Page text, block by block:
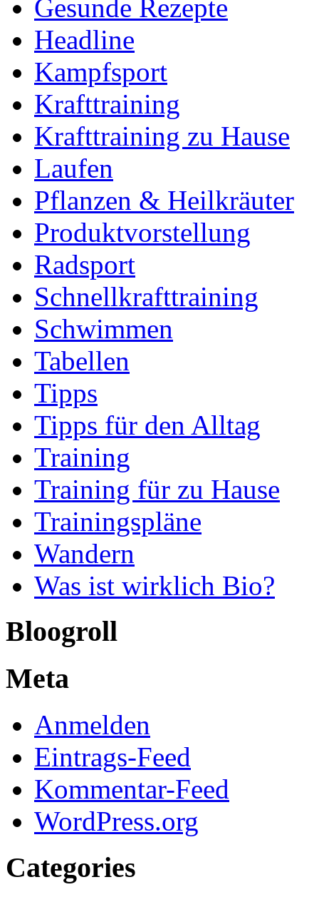
Gesunde Rezepte
Headline
Kampfsport
Krafttraining
Krafttraining zu Hause
Laufen
Pflanzen & Heilkräuter
Produktvorstellung
Radsport
Schnellkrafttraining
Schwimmen
Tabellen
Tipps
Tipps für den Alltag
Training
Training für zu Hause
Trainingspläne
Wandern
Was ist wirklich Bio?
Bloogroll
Meta
Anmelden
Eintrags-Feed
Kommentar-Feed
WordPress.org
Categories